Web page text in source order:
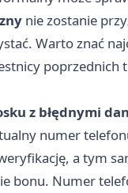
nie zostanie
Warto znać
poprzednich
z błędnymi
numer
a tym
bonu. Numer